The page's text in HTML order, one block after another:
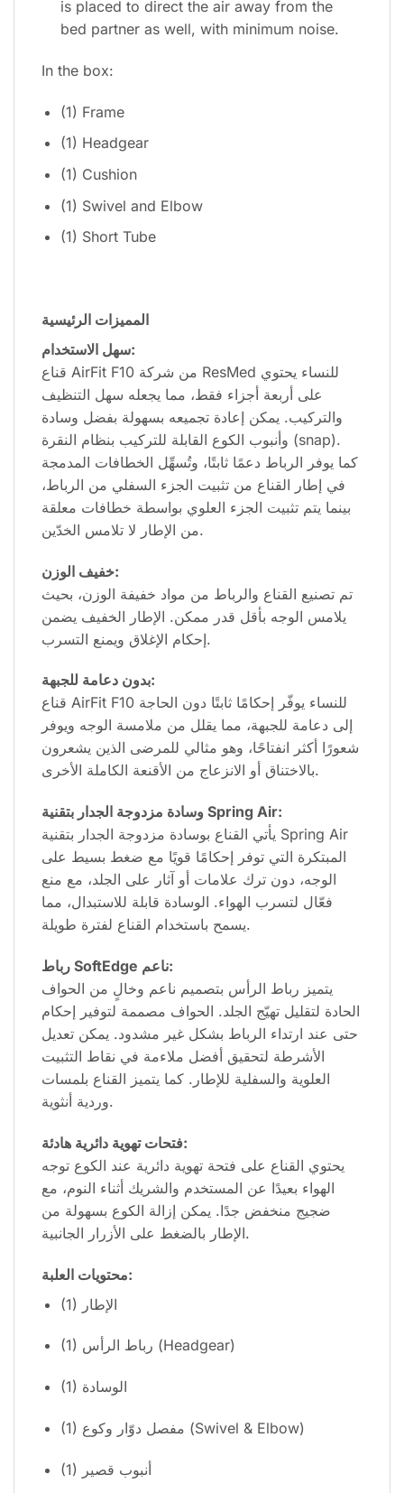
is placed to direct the air away from the
bed partner as well, with minimum noise.
In the box:
(1) Frame
(1) Headgear
(1) Cushion
(1) Swivel and Elbow
(1) Short Tube
المميزات الرئيسية
سهل الاستخدام:
قناع AirFit F10 من شركة ResMed للنساء يحتوي
على أربعة أجزاء فقط، مما يجعله سهل التنظيف
والتركيب. يمكن إعادة تجميعه بسهولة بفضل وسادة
وأنبوب الكوع القابلة للتركيب بنظام النقرة (snap).
كما يوفر الرباط دعمًا ثابتًا، وتُسهِّل الخطافات المدمجة
في إطار القناع من تثبيت الجزء السفلي من الرباط،
بينما يتم تثبيت الجزء العلوي بواسطة خطافات معلقة
من الإطار لا تلامس الخدّين.
خفيف الوزن:
تم تصنيع القناع والرباط من مواد خفيفة الوزن، بحيث
يلامس الوجه بأقل قدر ممكن. الإطار الخفيف يضمن
إحكام الإغلاق ويمنع التسرب.
بدون دعامة للجبهة:
قناع AirFit F10 للنساء يوفّر إحكامًا ثابتًا دون الحاجة
إلى دعامة للجبهة، مما يقلل من ملامسة الوجه ويوفر
شعورًا أكثر انفتاحًا، وهو مثالي للمرضى الذين يشعرون
بالاختناق أو الانزعاج من الأقنعة الكاملة الأخرى.
وسادة مزدوجة الجدار بتقنية Spring Air:
يأتي القناع بوسادة مزدوجة الجدار بتقنية Spring Air
المبتكرة التي توفر إحكامًا قويًا مع ضغط بسيط على
الوجه، دون ترك علامات أو آثار على الجلد، مع منع
فعّال لتسرب الهواء. الوسادة قابلة للاستبدال، مما
يسمح باستخدام القناع لفترة طويلة.
رباط SoftEdge ناعم:
يتميز رباط الرأس بتصميم ناعم وخالٍ من الحواف
الحادة لتقليل تهيّج الجلد. الحواف مصممة لتوفير إحكام
حتى عند ارتداء الرباط بشكل غير مشدود. يمكن تعديل
الأشرطة لتحقيق أفضل ملاءمة في نقاط التثبيت
العلوية والسفلية للإطار. كما يتميز القناع بلمسات
وردية أنثوية.
فتحات تهوية دائرية هادئة:
يحتوي القناع على فتحة تهوية دائرية عند الكوع توجه
الهواء بعيدًا عن المستخدم والشريك أثناء النوم، مع
ضجيج منخفض جدًا. يمكن إزالة الكوع بسهولة من
الإطار بالضغط على الأزرار الجانبية.
محتويات العلبة:
(1) الإطار
(1) رباط الرأس (Headgear)
(1) الوسادة
(1) مفصل دوّار وكوع (Swivel & Elbow)
(1) أنبوب قصير